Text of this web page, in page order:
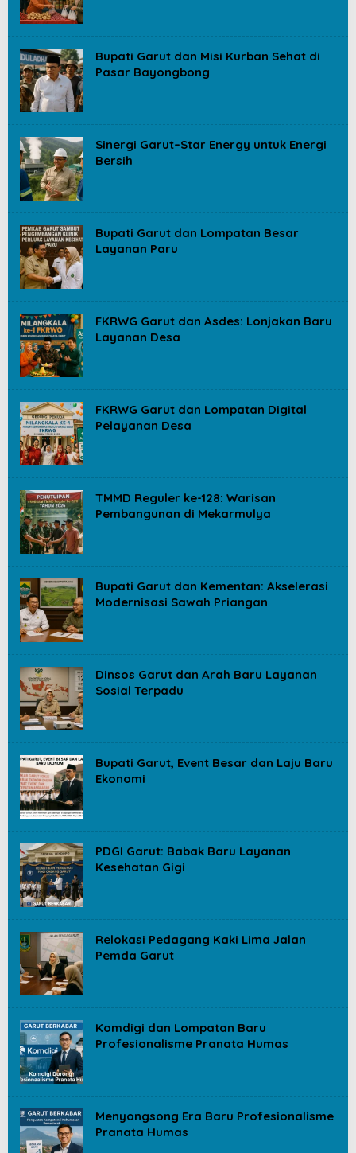
Bupati Garut dan Misi Kurban Sehat di
Pasar Bayongbong
Sinergi Garut–Star Energy untuk Energi
Bersih
Bupati Garut dan Lompatan Besar
Layanan Paru
FKRWG Garut dan Asdes: Lonjakan Baru
Layanan Desa
FKRWG Garut dan Lompatan Digital
Pelayanan Desa
TMMD Reguler ke-128: Warisan
Pembangunan di Mekarmulya
Bupati Garut dan Kementan: Akselerasi
Modernisasi Sawah Priangan
Dinsos Garut dan Arah Baru Layanan
Sosial Terpadu
Bupati Garut, Event Besar dan Laju Baru
Ekonomi
PDGI Garut: Babak Baru Layanan
Kesehatan Gigi
Relokasi Pedagang Kaki Lima Jalan
Pemda Garut
Komdigi dan Lompatan Baru
Profesionalisme Pranata Humas
Menyongsong Era Baru Profesionalisme
Pranata Humas